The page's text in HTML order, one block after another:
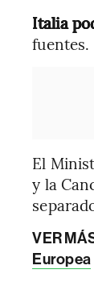
Italia
fuentes.
El
y la
VER
Europea